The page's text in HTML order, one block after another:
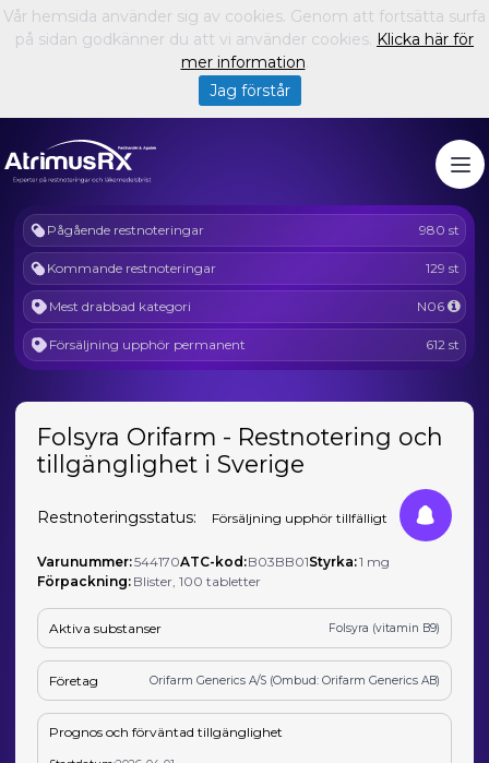
Pågående restnoteringar 980 st
Kommande restnoteringar 129 st
Mest drabbad kategori N06
Försäljning upphör permanent 612 st
Folsyra Orifarm - Restnotering och
tillgänglighet i Sverige
Restnoteringsstatus: Försäljning upphör tillfälligt
Varunummer:544170ATC-kod:B03BB01Styrka:1 mg
Förpackning: Blister, 100 tabletter
Aktiva substanser Folsyra (vitamin B9)
Företag Orifarm Generics A/S (Ombud: Orifarm Generics AB)
Prognos och förväntad tillgänglighet
Vår hemsida använder sig av cookies. Genom att fortsätta surfa
på sidan godkänner du att vi använder cookies. Klicka här för
mer information.
Jag förstår